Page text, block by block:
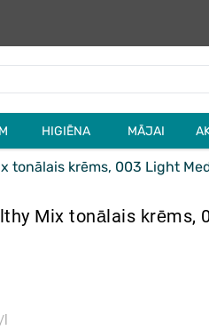
HIGIĒNA MĀJAI
tonālais krēms, 003 Light
Mix tonālais krēms,
l